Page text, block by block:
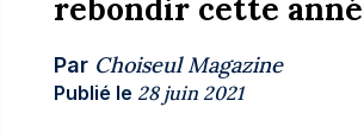
rebondir cette
Par Choiseul Magazine
Publié le 28 juin 2021